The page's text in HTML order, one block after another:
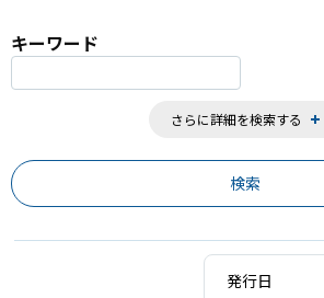
キーワード
さらに詳細を検索する